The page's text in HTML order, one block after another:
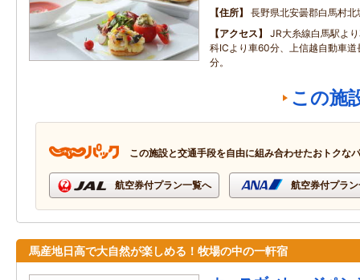
住所
長野県北安曇郡白馬村
アクセス
JR大糸線白馬駅よ
科ICより車60分、上信越自動車
分。
この施
この施設と交通手段を自由に組み合わせたおトクな
航空券付プラン一覧へ 航空券付プラ
馬産地日高で大自然が楽しめる！牧場の中の一軒宿